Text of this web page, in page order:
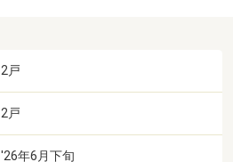
2戸
2戸
'26年6月下旬